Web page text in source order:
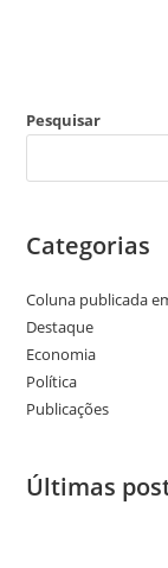
Pesquisar
Categorias
Coluna publicada
Destaque
Economia
Política
Publicações
Últimas